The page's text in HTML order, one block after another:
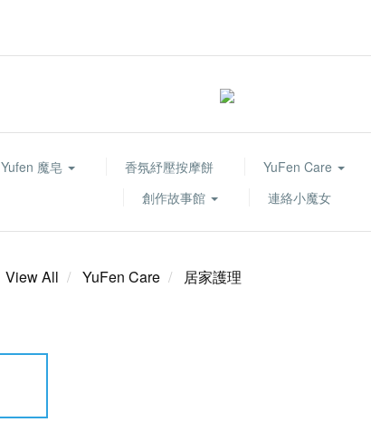
Yufen 魔皂 香氛紓壓按摩餅 YuFen Care
創作故事館
連絡小魔女
View All YuFen Care 居家護理